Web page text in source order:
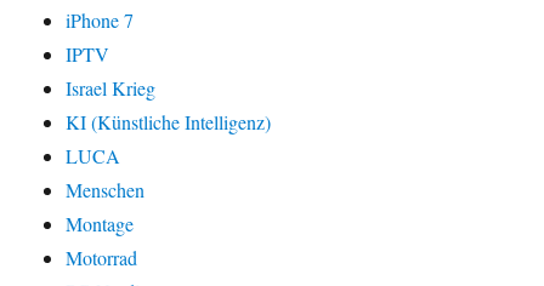
iPhone 7
IPTV
Israel Krieg
KI (Künstliche Intelligenz)
LUCA
Menschen
Montage
Motorrad